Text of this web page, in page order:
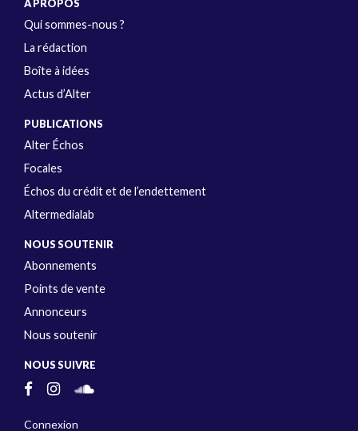
A PROPOS
Qui sommes-nous ?
La rédaction
Boîte à idées
Actus d’Alter
PUBLICATIONS
Alter Échos
Focales
Échos du crédit et de l’endettement
Altermedialab
NOUS SOUTENIR
Abonnements
Points de vente
Annonceurs
Nous soutenir
NOUS SUIVRE
Connexion